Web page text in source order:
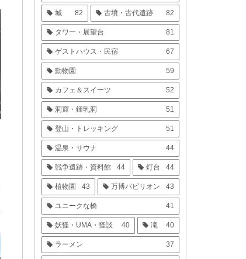
城 82 古墳・古代遺跡 82
タワー・展望台 81
ゲストハウス・民宿 67
動物園 59
カフェ＆スイーツ 52
洞窟・鍾乳洞 51
登山・トレッキング 51
温泉・サウナ 44
戦争遺跡・資料館 44 灯台 44
植物園 43 万博パビリオン 43
ユニークな橋 41
妖怪・UMA・怪談 40 滝 40
ラーメン 37